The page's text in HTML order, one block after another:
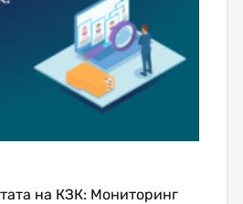
на КЗК: Мониторинг